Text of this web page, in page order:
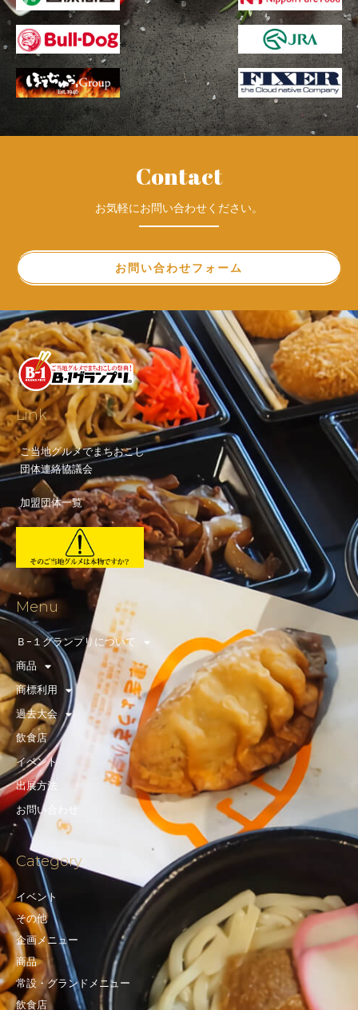
Contact
お気軽にお問い合わせください。
お問い合わせフォーム
Link
ご当地グルメでまちおこし
団体連絡協議会
加盟団体一覧
Menu
Ｂ-１グランプリについて
商品
商標利用
過去大会
飲食店
イベント
出展方法
お問い合わせ
Category
イベント
その他
企画メニュー
商品
常設・グランドメニュー
飲食店